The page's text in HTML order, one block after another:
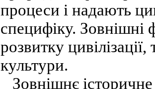
процеси і надають
специфіку.
розвитку
культури.
Зовнішнє